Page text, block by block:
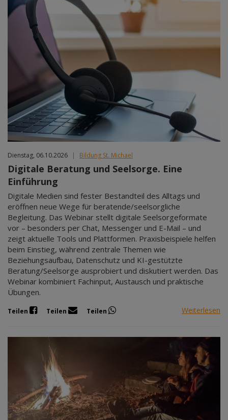
Dienstag, 06.10.2026 | Bildung St. Michael
Digitale Beratung und Seelsorge. Eine
Einführung
Digitale Medien sind fester Bestandteil des Alltags und
eröffnen neue Wege für beratende/seelsorgliche
Begleitung. Das Webinar stellt digitale Seelsorgeformate
vor – besonders per Chat, Messenger und E-Mail – und
zeigt aktuelle Tools und Plattformen. Praxisbeispiele helfen
beim Einstieg, während zentrale Themen wie
Beziehungsaufbau, Datenschutz und KI-gestützte
Beratung/Seelsorge ausprobiert und diskutiert werden. Das
Webinar kombiniert Fachinput, Austausch und praktische
Übungen.
Teilen Teilen Teilen Weiterlesen